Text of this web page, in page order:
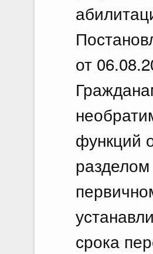
от
функций
срока